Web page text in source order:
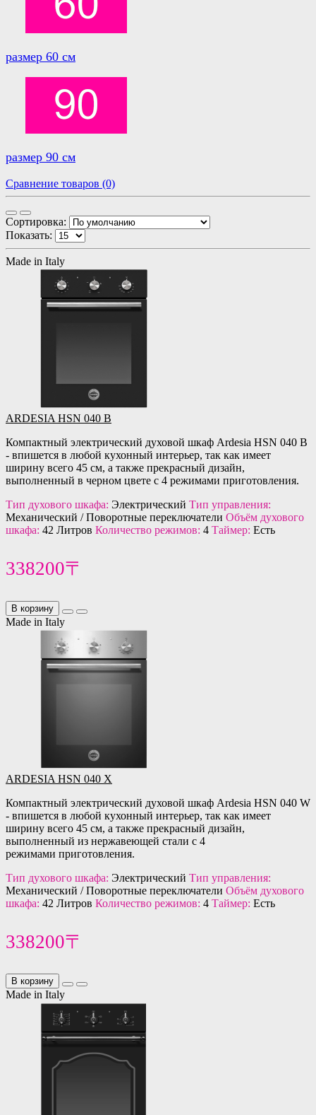
размер 60 см
размер 90 см
Сравнение товаров (0)
Сортировка:
Показать:
Made in Italy
ARDESIA HSN 040 B
Компактный электрический духовой шкаф Ardesia HSN 040 B
- впишется в любой кухонный интерьер, так как имеет
ширину всего 45 см, а также прекрасный дизайн,
выполненный в черном цвете с 4 режимами приготовления.
Тип духового шкафа: Электрический Тип управления:
Механический / Поворотные переключатели Объём духового
шкафа: 42 Литров Количество режимов: 4 Таймер: Есть
338200〒
В корзину
Made in Italy
ARDESIA HSN 040 X
Компактный электрический духовой шкаф Ardesia HSN 040 W
- впишется в любой кухонный интерьер, так как имеет
ширину всего 45 см, а также прекрасный дизайн,
выполненный из нержавеющей стали с 4
режимами приготовления.
Тип духового шкафа: Электрический Тип управления:
Механический / Поворотные переключатели Объём духового
шкафа: 42 Литров Количество режимов: 4 Таймер: Есть
338200〒
В корзину
Made in Italy